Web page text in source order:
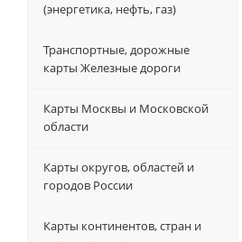
(энергетика, нефть, газ)
Транспортные, дорожные
карты Железные дороги
Карты Москвы и Московской
области
Карты округов, областей и
городов России
Карты континентов, стран и